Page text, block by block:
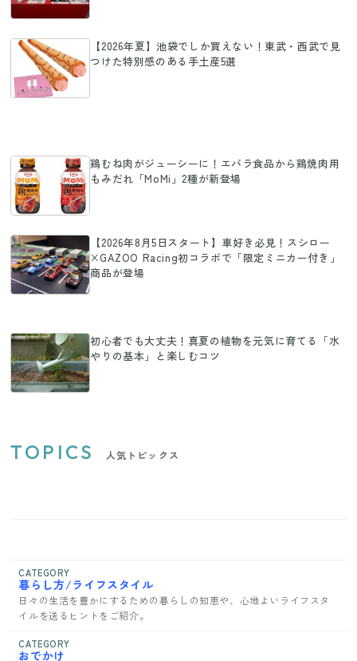
【2026年夏】池袋でしか買えない！東武・西武で見
つけた特別感のある手土産5選
鶏むね肉がジューシーに！エバラ食品から鶏焼肉用
もみだれ「MoMi」2種が新登場
【2026年8月5日スタート】車好き必見！スシロー
×GAZOO Racing初コラボで「限定ミニカー付き」
商品が登場
初心者でも大丈夫！真夏の植物を元気に育てる「水
やりの基本」と楽しむコツ
TOPICS 人気トピックス
CATEGORY
暮らし方/ライフスタイル
日々の生活を豊かにするための暮らしの知恵や、心地よいライフスタ
イルを送るヒントをご紹介。
CATEGORY
おでかけ